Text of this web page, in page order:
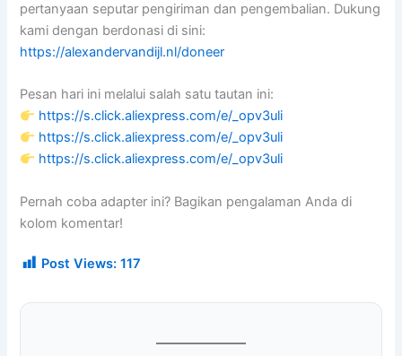
pertanyaan seputar pengiriman dan pengembalian. Dukung
kami dengan berdonasi di sini:
https://alexandervandijl.nl/doneer
Pesan hari ini melalui salah satu tautan ini:
https://s.click.aliexpress.com/e/_opv3uli
https://s.click.aliexpress.com/e/_opv3uli
https://s.click.aliexpress.com/e/_opv3uli
Pernah coba adapter ini? Bagikan pengalaman Anda di
kolom komentar!
Post Views: 117